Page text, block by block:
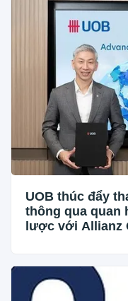
UOB thúc đẩy
thông qua quan
lược với Allianz